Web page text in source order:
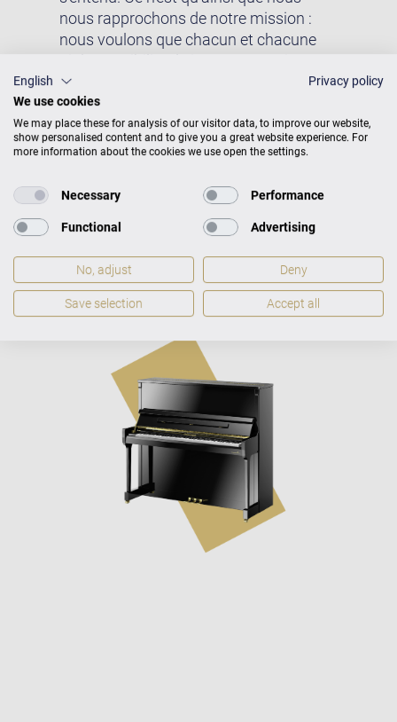
nous rapprochons de notre mission :
nous voulons que chacun et chacune
acoustique de qualité.
Studio S 8 Dimensions et poids
149 × P 66
255 kg
English
Privacy policy
We use cookies
We may place these for analysis of our visitor data, to improve our website,
show personalised content and to give you a great website experience. For
more information about the cookies we use open the settings.
Necessary Performance
Functional Advertising
No, adjust Deny
Save selection Accept all